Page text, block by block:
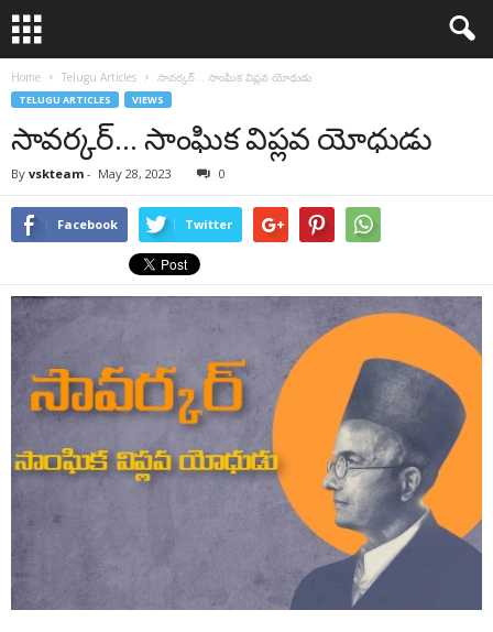
Home Telugu Articles సావర్కర్… సాంఘిక విప్లవ యోధుడు
TELUGU ARTICLES VIEWS
సావర్కర్… సాంఘిక విప్లవ యోధుడు
By vskteam - May 28, 2023 0
Facebook Twitter